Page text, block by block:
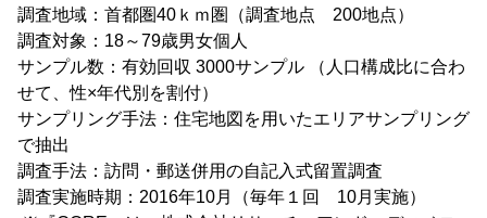
調査地域：首都圏40ｋｍ圏（調査地点 200地点）
調査対象：18～79歳男女個人
サンプル数：有効回収 3000サンプル （人口構成比に合わ
せて、性×年代別を割付）
サンプリング手法：住宅地図を用いたエリアサンプリング
で抽出
調査手法：訪問・郵送併用の自記入式留置調査
調査実施時期：2016年10月（毎年１回 10月実施）